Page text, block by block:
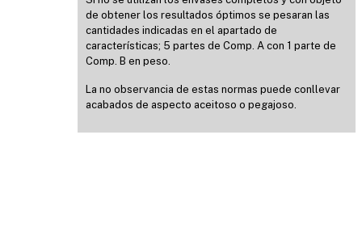
de obtener los resultados óptimos se pesaran las
cantidades indicadas en el apartado de
características; 5 partes de Comp. A con 1 parte de
Comp. B en peso.
La no observancia de estas normas puede conllevar
acabados de aspecto aceitoso o pegajoso.